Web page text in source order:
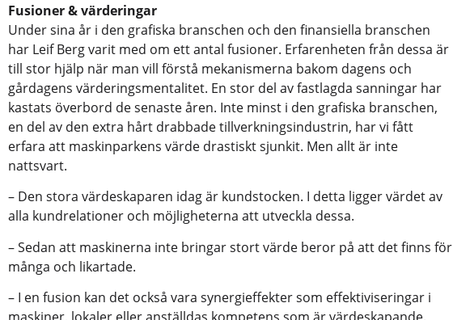
Fusioner & värderingar
Under sina år i den grafiska branschen och den finansiella branschen
har Leif Berg varit med om ett antal fusioner. Erfarenheten från dessa är
till stor hjälp när man vill förstå mekanismerna bakom dagens och
gårdagens värderingsmentalitet. En stor del av fastlagda sanningar har
kastats överbord de senaste åren. Inte minst i den grafiska branschen,
en del av den extra hårt drabbade tillverkningsindustrin, har vi fått
erfara att maskinparkens värde drastiskt sjunkit. Men allt är inte
nattsvart.
– Den stora värdeskaparen idag är kundstocken. I detta ligger värdet av
alla kundrelationer och möjligheterna att utveckla dessa.
– Sedan att maskinerna inte bringar stort värde beror på att det finns för
många och likartade.
– I en fusion kan det också vara synergieffekter som effektiviseringar i